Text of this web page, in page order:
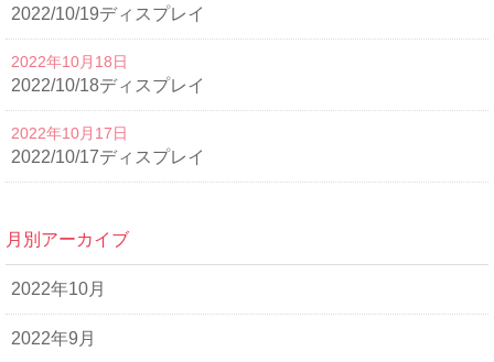
2022/10/19ディスプレイ
2022/10/18ディスプレイ
2022年10月18日
2022/10/17ディスプレイ
2022年10月17日
月別アーカイブ
2022年10月
2022年9月